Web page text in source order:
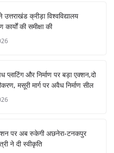
उत्तराखंड क्रीड़ा विश्वविद्यालय
कार्यों की समीक्षा की
प्लाटिंग और निर्माण पर बड़ा एक्शन,दो
मसूरी मार्ग पर अवैध निर्माण सील
पर अब रुकेगी अछनेरा-टनकपुर
ने दी स्वीकृति